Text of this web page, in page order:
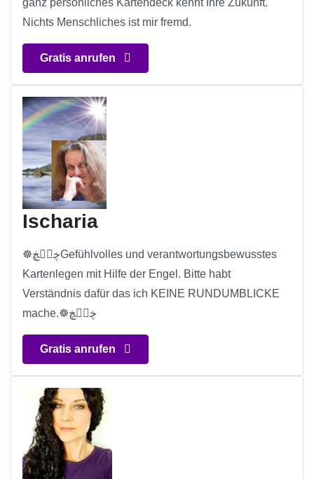
ganz persönliches Kartendeck kennt Ihre Zukunft.
Nichts Menschliches ist mir fremd.
Gratis anrufen
Ischaria
☸ڿڰۣڿGefühlvolles und verantwortungsbewusstes
Kartenlegen mit Hilfe der Engel. Bitte habt
Verständnis dafür das ich KEINE RUNDUMBLICKE
mache.☸ڿڰۣڿ
Gratis anrufen